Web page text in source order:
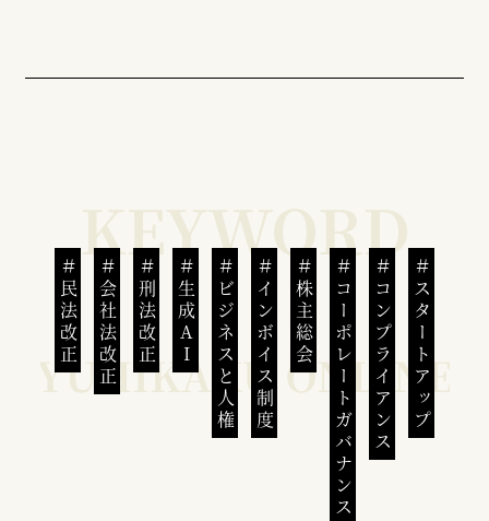
民法改正 会社法改正 刑法改正 生成AI ビジネスと人権インボイス制度 株主総会 コーポレートガバナンスコンプライアンススタートアップ